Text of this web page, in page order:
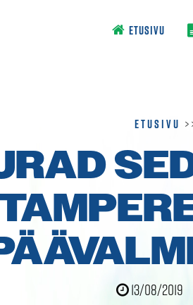
ETUSIVU
Etusivu
13/08/2019